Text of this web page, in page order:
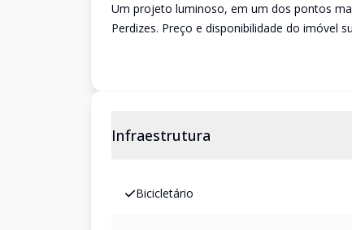
Um projeto luminoso, em um dos pontos
Perdizes. Preço e disponibilidade do imóvel
Infraestrutura
Bicicletário